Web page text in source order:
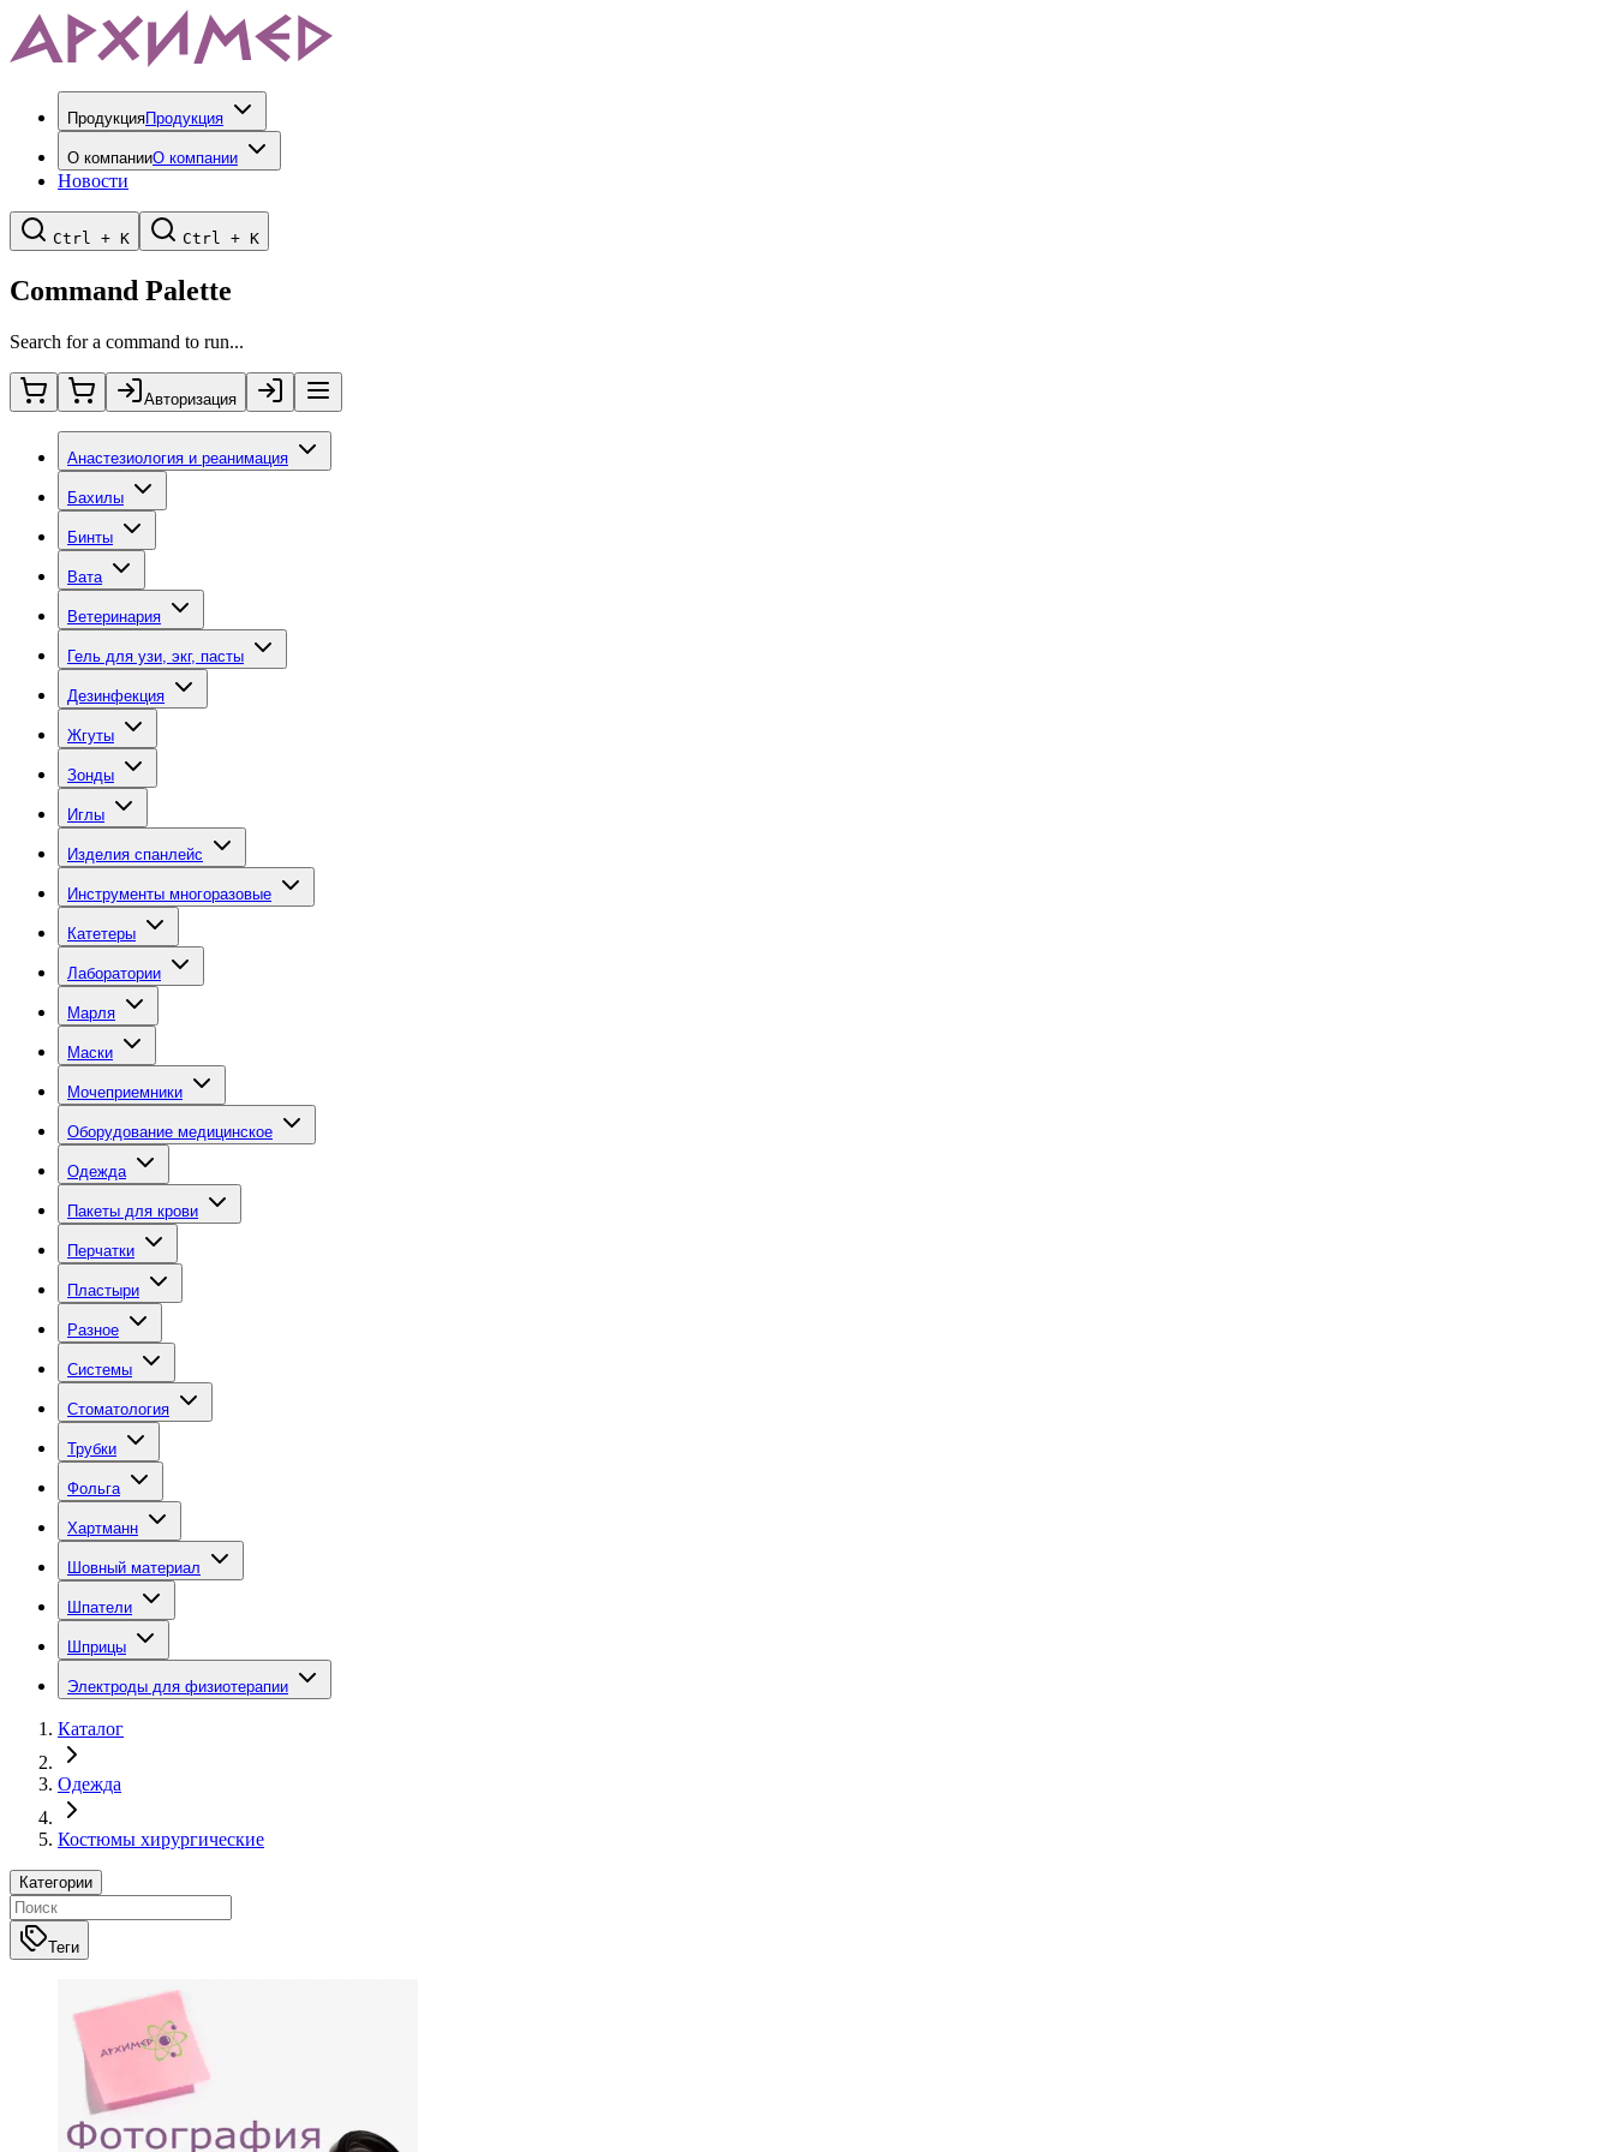
ПродукцияПродукция
О компанииО компании
Новости
Ctrl + K Ctrl + K
Command Palette
Search for a command to run...
Авторизация
Анастезиология и реанимация
Бахилы
Бинты
Вата
Ветеринария
Гель для узи, экг, пасты
Дезинфекция
Жгуты
Зонды
Иглы
Изделия спанлейс
Инструменты многоразовые
Катетеры
Лаборатории
Марля
Маски
Мочеприемники
Оборудование медицинское
Одежда
Пакеты для крови
Перчатки
Пластыри
Разное
Системы
Стоматология
Трубки
Фольга
Хартманн
Шовный материал
Шпатели
Шприцы
Электроды для физиотерапии
Каталог
Одежда
Костюмы хирургические
Категории
Теги